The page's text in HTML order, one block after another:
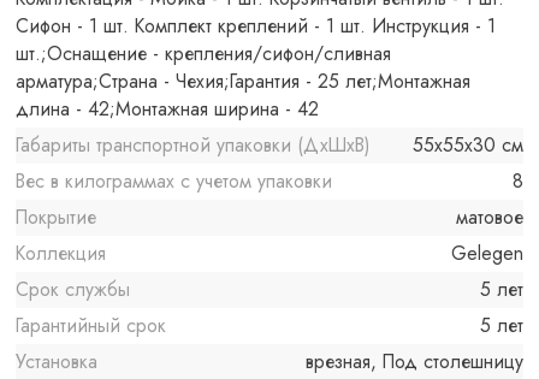
Сифон - 1 шт. Комплект креплений - 1 шт. Инструкция - 1
шт.;Оснащение - крепления/сифон/сливная
арматура;Страна - Чехия;Гарантия - 25 лет;Монтажная
длина - 42;Монтажная ширина - 42
Габариты транспортной упаковки (ДхШхВ)
55x55x30 см
Вес в килограммах с учетом упаковки
8
Покрытие
матовое
Коллекция
Gelegen
Срок службы
5 лет
Гарантийный срок
5 лет
Установка
врезная, Под столешницу